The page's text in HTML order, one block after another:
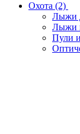
Охота (2)
Лыжи
Лыжи
Пули